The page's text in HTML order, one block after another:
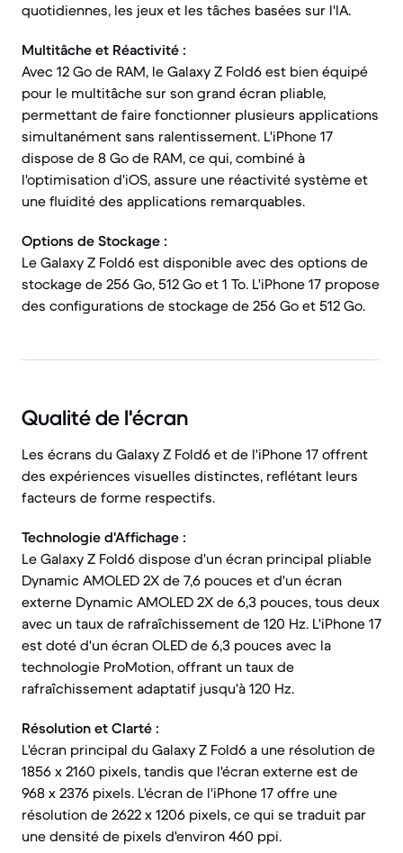
quotidiennes, les jeux et les tâches basées sur l'IA.
Multitâche et Réactivité :
Avec 12 Go de RAM, le Galaxy Z Fold6 est bien équipé
pour le multitâche sur son grand écran pliable,
permettant de faire fonctionner plusieurs applications
simultanément sans ralentissement. L'iPhone 17
dispose de 8 Go de RAM, ce qui, combiné à
l'optimisation d'iOS, assure une réactivité système et
une fluidité des applications remarquables.
Options de Stockage :
Le Galaxy Z Fold6 est disponible avec des options de
stockage de 256 Go, 512 Go et 1 To. L'iPhone 17 propose
des configurations de stockage de 256 Go et 512 Go.
Qualité de l'écran
Les écrans du Galaxy Z Fold6 et de l'iPhone 17 offrent
des expériences visuelles distinctes, reflétant leurs
facteurs de forme respectifs.
Technologie d'Affichage :
Le Galaxy Z Fold6 dispose d'un écran principal pliable
Dynamic AMOLED 2X de 7,6 pouces et d'un écran
externe Dynamic AMOLED 2X de 6,3 pouces, tous deux
avec un taux de rafraîchissement de 120 Hz. L'iPhone 17
est doté d'un écran OLED de 6,3 pouces avec la
technologie ProMotion, offrant un taux de
rafraîchissement adaptatif jusqu'à 120 Hz.
Résolution et Clarté :
L'écran principal du Galaxy Z Fold6 a une résolution de
1856 x 2160 pixels, tandis que l'écran externe est de
968 x 2376 pixels. L'écran de l'iPhone 17 offre une
résolution de 2622 x 1206 pixels, ce qui se traduit par
une densité de pixels d'environ 460 ppi.